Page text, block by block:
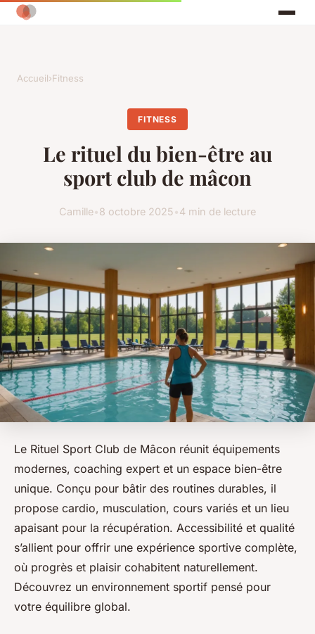
Accueil›Fitness
FITNESS
Le rituel du bien-être au
sport club de mâcon
Camille•8 octobre 2025•4 min de lecture
Le Rituel Sport Club de Mâcon réunit équipements
modernes, coaching expert et un espace bien-être
unique. Conçu pour bâtir des routines durables, il
propose cardio, musculation, cours variés et un lieu
apaisant pour la récupération. Accessibilité et qualité
s’allient pour offrir une expérience sportive complète,
où progrès et plaisir cohabitent naturellement.
Découvrez un environnement sportif pensé pour
votre équilibre global.